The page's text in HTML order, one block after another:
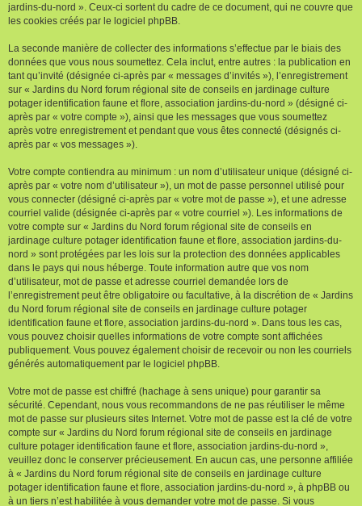
jardins-du-nord ». Ceux-ci sortent du cadre de ce document, qui ne couvre que
les cookies créés par le logiciel phpBB.
La seconde manière de collecter des informations s’effectue par le biais des
données que vous nous soumettez. Cela inclut, entre autres : la publication en
tant qu’invité (désignée ci-après par « messages d’invités »), l’enregistrement
sur « Jardins du Nord forum régional site de conseils en jardinage culture
potager identification faune et flore, association jardins-du-nord » (désigné ci-
après par « votre compte »), ainsi que les messages que vous soumettez
après votre enregistrement et pendant que vous êtes connecté (désignés ci-
après par « vos messages »).
Votre compte contiendra au minimum : un nom d’utilisateur unique (désigné ci-
après par « votre nom d’utilisateur »), un mot de passe personnel utilisé pour
vous connecter (désigné ci-après par « votre mot de passe »), et une adresse
courriel valide (désignée ci-après par « votre courriel »). Les informations de
votre compte sur « Jardins du Nord forum régional site de conseils en
jardinage culture potager identification faune et flore, association jardins-du-
nord » sont protégées par les lois sur la protection des données applicables
dans le pays qui nous héberge. Toute information autre que vos nom
d’utilisateur, mot de passe et adresse courriel demandée lors de
l’enregistrement peut être obligatoire ou facultative, à la discrétion de « Jardins
du Nord forum régional site de conseils en jardinage culture potager
identification faune et flore, association jardins-du-nord ». Dans tous les cas,
vous pouvez choisir quelles informations de votre compte sont affichées
publiquement. Vous pouvez également choisir de recevoir ou non les courriels
générés automatiquement par le logiciel phpBB.
Votre mot de passe est chiffré (hachage à sens unique) pour garantir sa
sécurité. Cependant, nous vous recommandons de ne pas réutiliser le même
mot de passe sur plusieurs sites Internet. Votre mot de passe est la clé de votre
compte sur « Jardins du Nord forum régional site de conseils en jardinage
culture potager identification faune et flore, association jardins-du-nord »,
veuillez donc le conserver précieusement. En aucun cas, une personne affiliée
à « Jardins du Nord forum régional site de conseils en jardinage culture
potager identification faune et flore, association jardins-du-nord », à phpBB ou
à un tiers n’est habilitée à vous demander votre mot de passe. Si vous